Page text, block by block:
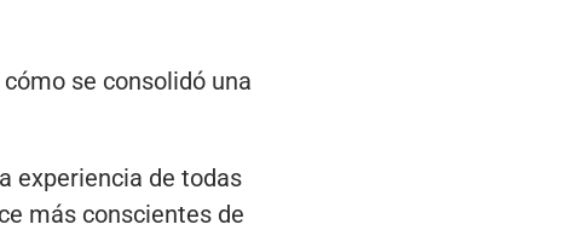
se consolidó una
experiencia de todas
más conscientes de